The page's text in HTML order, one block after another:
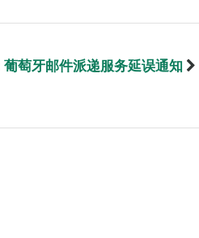
葡萄牙邮件派递服务延误通知